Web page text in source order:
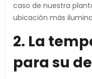
caso de nuestra
ubicación más
2. La
para su